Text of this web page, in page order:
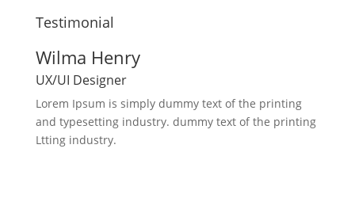
Testimonial
Wilma Henry
UX/UI Designer
Lorem Ipsum is simply dummy text of the printing
and typesetting industry. dummy text of the printing
Ltting industry.